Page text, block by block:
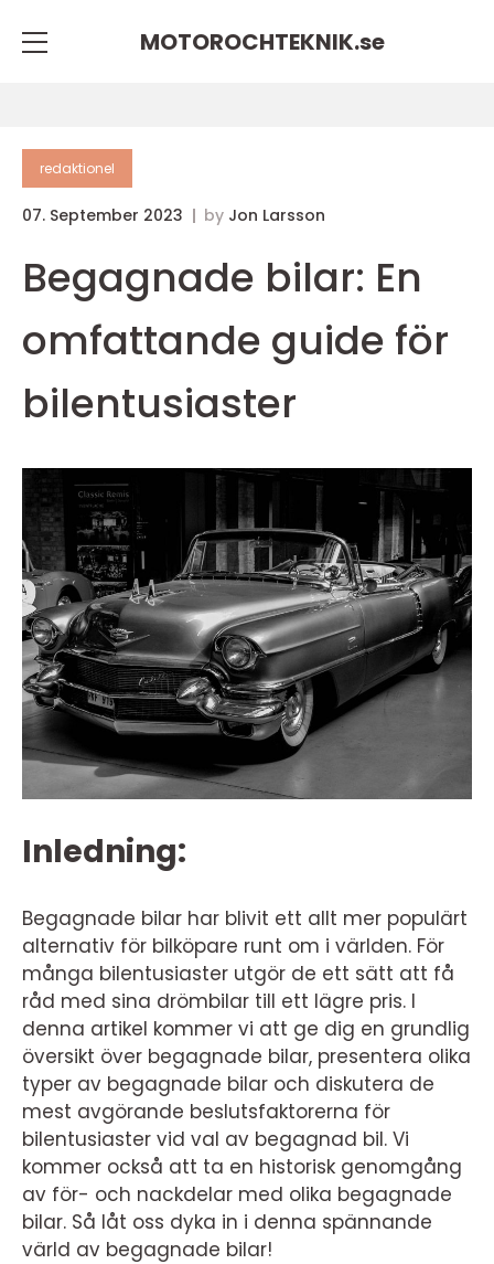
MOTOROCHTEKNIK.se
redaktionel
07. September 2023 by Jon Larsson
Begagnade bilar: En
omfattande guide för
bilentusiaster
Inledning:
Begagnade bilar har blivit ett allt mer populärt
alternativ för bilköpare runt om i världen. För
många bilentusiaster utgör de ett sätt att få
råd med sina drömbilar till ett lägre pris. I
denna artikel kommer vi att ge dig en grundlig
översikt över begagnade bilar, presentera olika
typer av begagnade bilar och diskutera de
mest avgörande beslutsfaktorerna för
bilentusiaster vid val av begagnad bil. Vi
kommer också att ta en historisk genomgång
av för- och nackdelar med olika begagnade
bilar. Så låt oss dyka in i denna spännande
värld av begagnade bilar!